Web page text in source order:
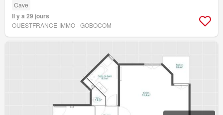
Cave
Il y a 29 jours
OUESTFRANCE-IMMO - GOBOCOM